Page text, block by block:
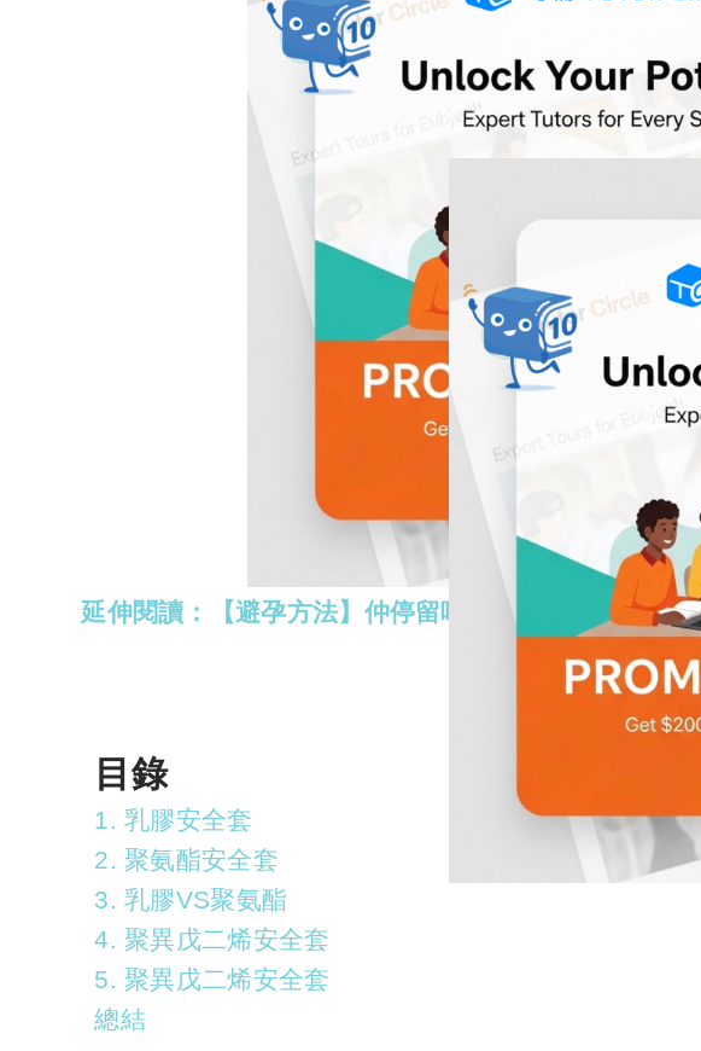
延伸閱讀：【避孕方法】仲停留喺安全期避孕、保險
目錄
1. 乳膠安全套
2. 聚氨酯安全套
3. 乳膠VS聚氨酯
4. 聚異戊二烯安全套
5. 聚異戊二烯安全套
總結